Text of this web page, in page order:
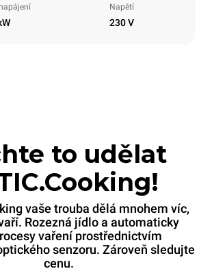
Napětí
230 V
to udělat
vaše trouba dělá mnohem víc,
Rozezná jídlo a automaticky
vaření prostřednictvím
senzoru. Zároveň sledujte
cenu.